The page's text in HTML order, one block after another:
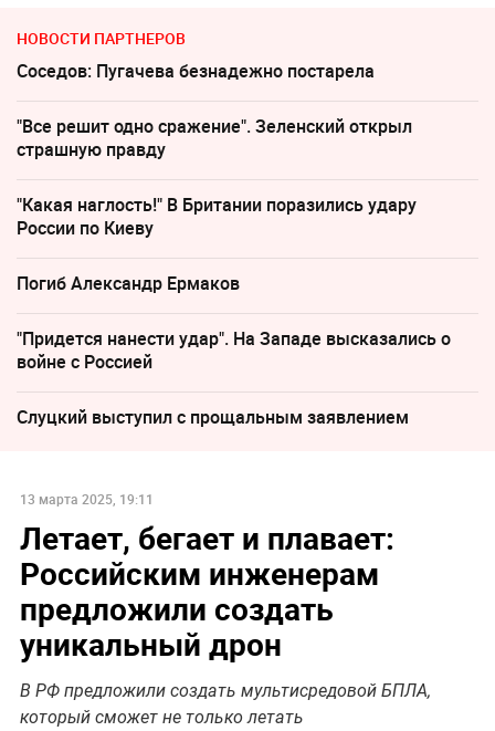
НОВОСТИ ПАРТНЕРОВ
Соседов: Пугачева безнадежно постарела
"Все решит одно сражение". Зеленский открыл
страшную правду
"Какая наглость!" В Британии поразились удару
России по Киеву
Погиб Александр Ермаков
"Придется нанести удар". На Западе высказались о
войне с Россией
Слуцкий выступил с прощальным заявлением
13 марта 2025, 19:11
Летает, бегает и плавает:
Российским инженерам
предложили создать
уникальный дрон
В РФ предложили создать мультисредовой БПЛА,
который сможет не только летать